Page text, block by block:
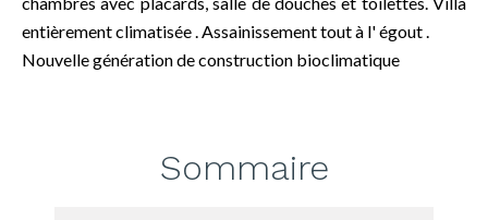
entièrement climatisée . Assainissement tout à l' égout .
Nouvelle génération de construction bioclimatique
Sommaire